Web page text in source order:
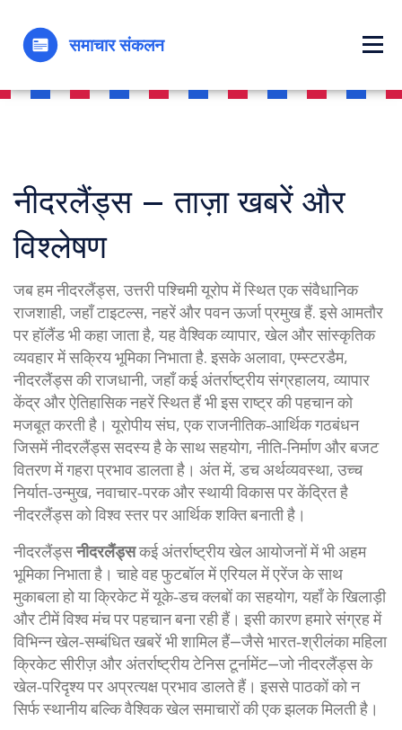
नीदरलैंड्स – ताज़ा खबरें और
विश्लेषण
जब हमनीदरलैंड्स,उत्तरी पश्चिमी यूरोप में स्थित एक संवैधानिक
राजशाही, जहाँ टाइटल्स, नहरें और पवन ऊर्जा प्रमुख हैं. इसे आमतौर
परहॉलैंडभी कहा जाता है, यहवैश्विक व्यापार, खेल और सांस्कृतिक
व्यवहार में सक्रिय भूमिका निभाता है. इसके अलावा,एम्स्टरडैम,
नीदरलैंड्स की राजधानी, जहाँ कई अंतर्राष्ट्रीय संग्रहालय, व्यापार
केंद्र और ऐतिहासिक नहरें स्थित हैंभी इस राष्ट्र की पहचान को
मजबूत करती है।यूरोपीय संघ,एक राजनीतिक‑आर्थिक गठबंधन
जिसमें नीदरलैंड्स सदस्य हैके साथ सहयोग, नीति‑निर्माण और बजट
वितरण में गहरा प्रभाव डालता है। अंत में,डच अर्थव्यवस्था,उच्च
निर्यात‑उन्मुख, नवाचार‑परक और स्थायी विकास पर केंद्रित है
नीदरलैंड्स को विश्व स्तर पर आर्थिक शक्ति बनाती है।
नीदरलैंड्सनीदरलैंड्सकई अंतर्राष्ट्रीय खेल आयोजनों में भी अहम
भूमिका निभाता है। चाहे वह फुटबॉल में एरियल में एरेंज के साथ
मुकाबला हो या क्रिकेट में यूके‑डच क्लबों का सहयोग, यहाँ के खिलाड़ी
और टीमें विश्व मंच पर पहचान बना रही हैं। इसी कारण हमारे संग्रह में
विभिन्न खेल‑सम्बंधित खबरें भी शामिल हैं—जैसे भारत‑श्रीलंका महिला
क्रिकेट सीरीज़ और अंतर्राष्ट्रीय टेनिस टूर्नामेंट—जो नीदरलैंड्स के
खेल‑परिदृश्य पर अप्रत्यक्ष प्रभाव डालते हैं। इससे पाठकों को न
सिर्फ स्थानीय बल्कि वैश्विक खेल समाचारों की एक झलक मिलती है।